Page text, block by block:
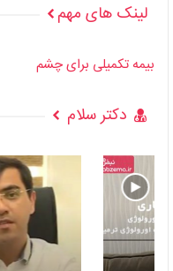
لینک های مهم
بیمه تکمیلی برای چشم
دکتر سلام